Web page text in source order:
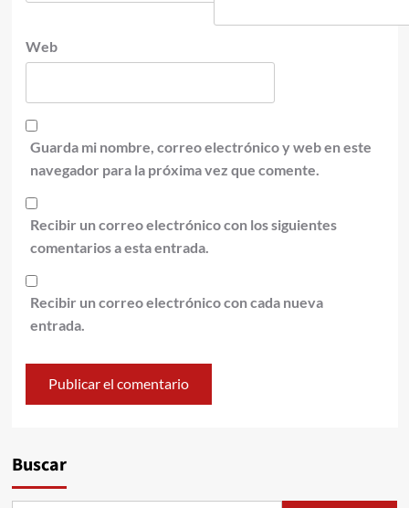
Web
Guarda mi nombre, correo electrónico y web en este
navegador para la próxima vez que comente.
Recibir un correo electrónico con los siguientes
comentarios a esta entrada.
Recibir un correo electrónico con cada nueva
entrada.
Buscar